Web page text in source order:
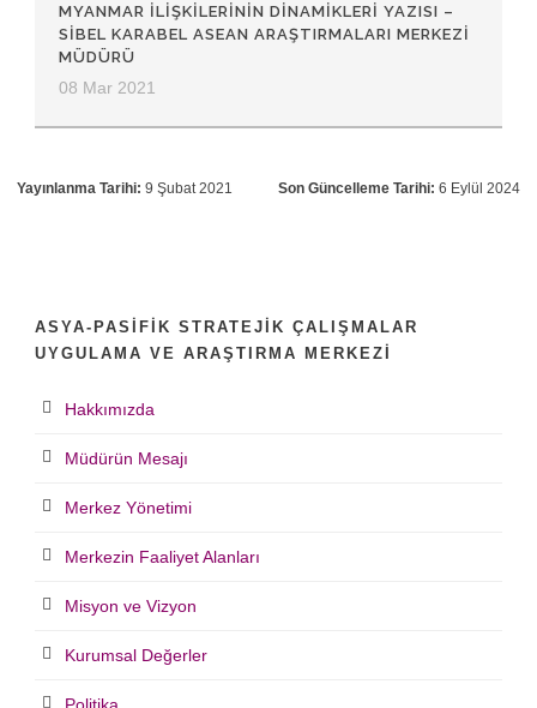
MYANMAR ILIŞKILERININ DINAMIKLERI YAZISI –
SIBEL KARABEL ASEAN ARAŞTIRMALARI MERKEZI
MÜDÜRÜ
08 Mar 2021
Yayınlanma Tarihi: 9 Şubat 2021 Son Güncelleme Tarihi: 6 Eylül 2024
ASYA-PASIFIK STRATEJIK ÇALIŞMALAR
UYGULAMA VE ARAŞTIRMA MERKEZI
Hakkımızda
Müdürün Mesajı
Merkez Yönetimi
Merkezin Faaliyet Alanları
Misyon ve Vizyon
Kurumsal Değerler